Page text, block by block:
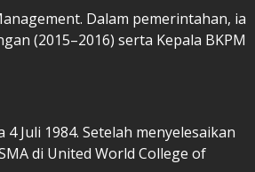
Dalam pemerintahan, ia
(2015–2016) serta Kepala BKPM
Juli 1984. Setelah menyelesaikan
di United World College of